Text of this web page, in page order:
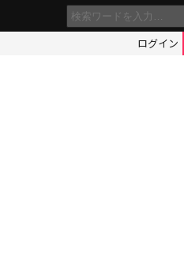
ログイン